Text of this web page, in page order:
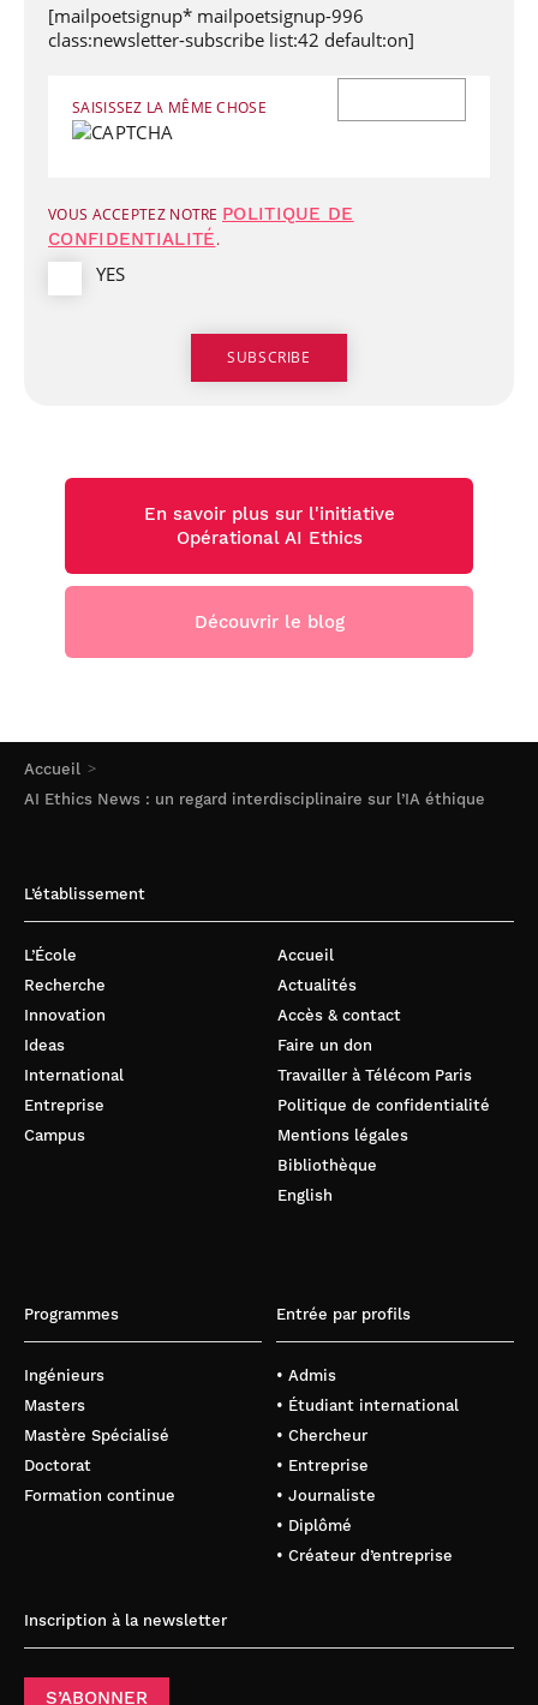
Accueil
AI Ethics News : un regard interdisciplinaire sur l’IA éthique
[mailpoetsignup* mailpoetsignup-996
class:newsletter-subscribe list:42 default:on]
SAISISSEZ LA MÊME CHOSE
VOUS ACCEPTEZ NOTRE POLITIQUE DE
CONFIDENTIALITÉ.
YES
En savoir plus sur l'initiative
Opérational AI Ethics
Découvrir le blog
L’établissement
L’École
Recherche
Innovation
Ideas
International
Entreprise
Campus
Accueil
Actualités
Accès & contact
Faire un don
Travailler à Télécom Paris
Politique de confidentialité
Mentions légales
Bibliothèque
English
Programmes
Ingénieurs
Masters
Mastère Spécialisé
Doctorat
Formation continue
Entrée par profils
• Admis
• Étudiant international
• Chercheur
• Entreprise
• Journaliste
• Diplômé
• Créateur d’entreprise
Inscription à la newsletter
S’ABONNER